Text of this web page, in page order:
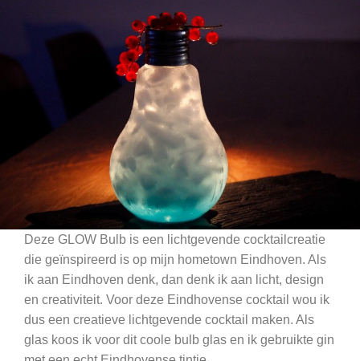
Deze GLOW Bulb is een lichtgevende cocktailcreatie
die geïnspireerd is op mijn hometown Eindhoven. Als
ik aan Eindhoven denk, dan denk ik aan licht, design
en creativiteit. Voor deze Eindhovense cocktail wou ik
dus een creatieve lichtgevende cocktail maken. Als
glas koos ik voor dit coole bulb glas en ik gebruikte gin